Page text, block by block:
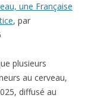
une Française
, par
plusieurs
au cerveau,
diffusé au